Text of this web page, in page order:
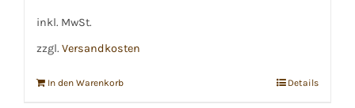
inkl. MwSt.
zzgl. Versandkosten
In den Warenkorb Details